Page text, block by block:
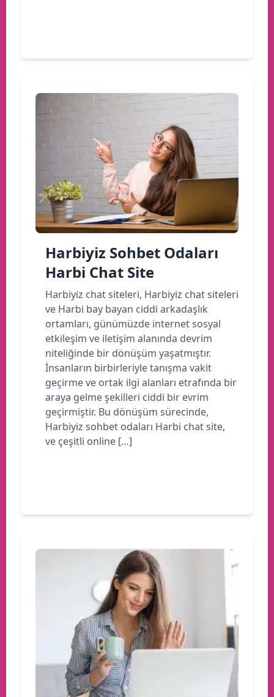
Harbiyiz Sohbet Odaları
Harbi Chat Site
Harbiyiz chat siteleri, Harbiyiz chat siteleri
ve Harbi bay bayan ciddi arkadaşlık
ortamları, günümüzde internet sosyal
etkileşim ve iletişim alanında devrim
niteliğinde bir dönüşüm yaşatmıştır.
İnsanların birbirleriyle tanışma vakit
geçirme ve ortak ilgi alanları etrafında bir
araya gelme şekilleri ciddi bir evrim
geçirmiştir. Bu dönüşüm sürecinde,
Harbiyiz sohbet odaları Harbi chat site,
ve çeşitli online […]